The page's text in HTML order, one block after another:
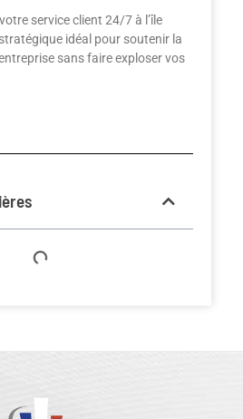
service client 24/7 à l’île
idéal pour soutenir la
sans faire exploser vos